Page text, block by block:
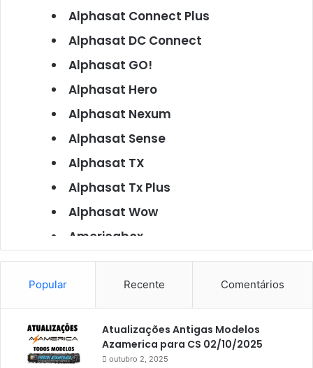
Alphasat Connect Plus
Alphasat DC Connect
Alphasat GO!
Alphasat Hero
Alphasat Nexum
Alphasat Sense
Alphasat TX
Alphasat Tx Plus
Alphasat Wow
Americabox
Americabox S101
Americabox S105
Americabox S105 Plus
Americabox S205
Americabox S205 Plus
Popular Recente Comentários
Atualizações Antigas Modelos
Azamerica para CS 02/10/2025
outubro 2, 2025